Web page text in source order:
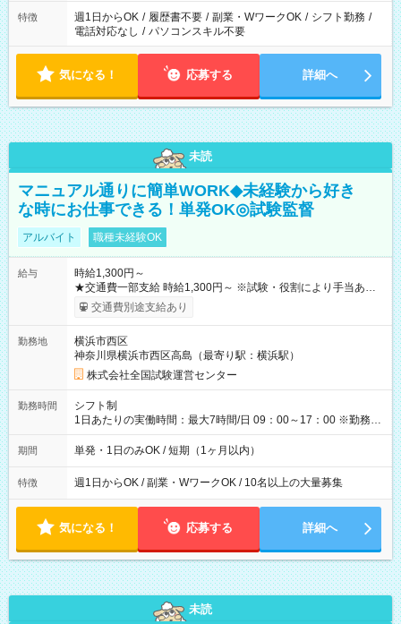
特徴 週1日からOK / 履歴書不要 / 副業・WワークOK / シフト勤務 /
電話対応なし / パソコンスキル不要
気になる！ 応募する 詳細へ
未読
マニュアル通りに簡単WORK◆未経験から好き
な時にお仕事できる！単発OK◎試験監督
アルバイト 職種未経験OK
給与
時給1,300円～
★交通費一部支給 時給1,300円～ ※試験・役割により手当あり
※勤務回数により昇給あり 【即給（前払い）オプションあ
り！】 希望される場合、勤務から1週間ほどで給与の一部を受け
例】 ・河合塾模擬試験 8:30～17:30（休憩1時間） 時給1,300円
×8時間＝日収10,400円＋交通費 ※当日の役割により時給＋100
円の場合あり ・国家試験 7:00～13:30（休憩なし） 時給1,300
円（役割手当＋100円）×6時間＝日収8,400円＋交通費 【試用期
間】試用期間なし
交通費別途支給あり
勤務地
横浜市西区
神奈川県横浜市西区高島（最寄り駅：横浜駅）
株式会社全国試験運営センター
勤務時間
シフト制
1日あたりの実働時間：最大7時間/日 09：00～17：00 ※勤務時
間は 試験により異なります。
期間 単発・1日のみOK / 短期（1ヶ月以内）
特徴 週1日からOK / 副業・WワークOK / 10名以上の大量募集
気になる！ 応募する 詳細へ
未読